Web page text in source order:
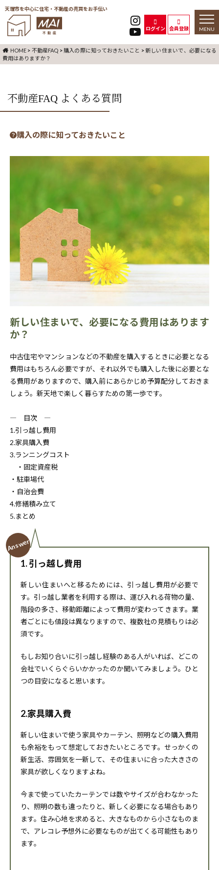
天理市を中心に住宅・不動産の売買をお手伝い
ログイン 会員登録
toggle
HOME > 不動産FAQ > 購入の際に知っておきたいこと >新しい住まいで、必要になる
費用はありますか？
不動産FAQ よくある質問
購入の際に知っておきたいこと
新しい住まいで、必要になる費用はあります
か？
中古住宅やマンションなどの不動産を購入するときに必要となる
費用はもちろん必要ですが、それ以外でも購入した後に必要とな
る費用がありますので、購入前にあらかじめ予算配分しておきま
しょう。新天地で楽しく暮らすための第一歩です。
― 目次 ―
1.引っ越し費用
2.家具購入費
3.ランニングコスト
・固定資産税
・駐車場代
・自治会費
4.修繕積み立て
5.まとめ
1. 引っ越し費用
新しい住まいへと移るためには、引っ越し費用が必要で
す。引っ越し業者を利用する際は、運び入れる荷物の量、
階段の多さ、移動距離によって費用が変わってきます。業
者ごとにも値段は異なりますので、複数社の見積もりは必
須です。
もしお知り合いに引っ越し経験のある人がいれば、どこの
会社でいくらぐらいかかったのか聞いてみましょう。ひと
つの目安になると思います。
2.家具購入費
新しい住まいで使う家具やカーテン、照明などの購入費用
も余裕をもって想定しておきたいところです。せっかくの
新生活、雰囲気を一新して、その住まいに合った大きさの
家具が欲しくなりますよね。
今まで使っていたカーテンでは数やサイズが合わなかった
り、照明の数も違ったりと、新しく必要になる場合もあり
ます。住み心地を求めると、大きなものから小さなものま
で、アレコレ予想外に必要なものが出てくる可能性もあり
ます。